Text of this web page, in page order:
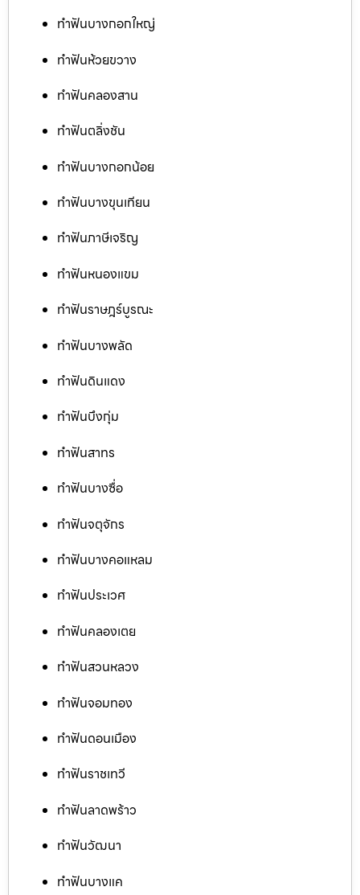
ทำฟันบางกอกใหญ่
ทำฟันห้วยขวาง
ทำฟันคลองสาน
ทำฟันตลิ่งชัน
ทำฟันบางกอกน้อย
ทำฟันบางขุนเทียน
ทำฟันภาษีเจริญ
ทำฟันหนองแขม
ทำฟันราษฎร์บูรณะ
ทำฟันบางพลัด
ทำฟันดินแดง
ทำฟันบึงกุ่ม
ทำฟันสาทร
ทำฟันบางซื่อ
ทำฟันจตุจักร
ทำฟันบางคอแหลม
ทำฟันประเวศ
ทำฟันคลองเตย
ทำฟันสวนหลวง
ทำฟันจอมทอง
ทำฟันดอนเมือง
ทำฟันราชเทวี
ทำฟันลาดพร้าว
ทำฟันวัฒนา
ทำฟันบางแค